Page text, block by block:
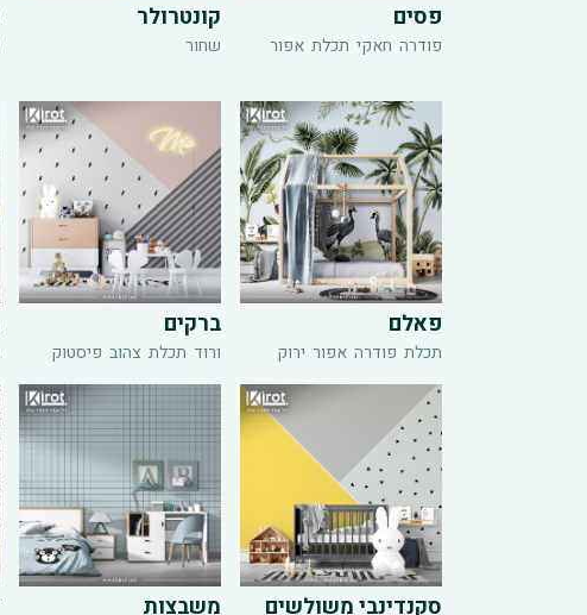
פסים
פודרה חאקי תכלת אפור
קונטרולר
שחור
פאלם
תכלת פודרה אפור ירוק
ברקים
ורוד תכלת צהוב פיסטוק
סקנדינבי משולשים משבצות